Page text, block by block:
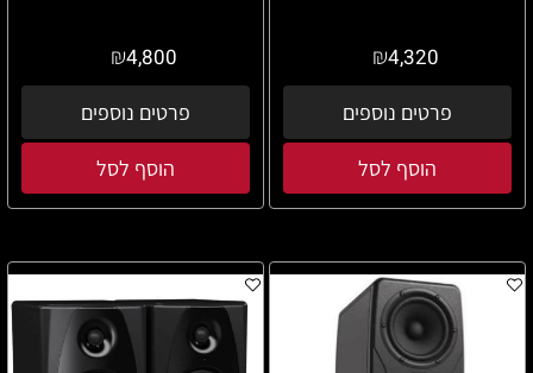
₪4,320
פרטים נוספים
הוסף לסל
₪4,800
פרטים נוספים
הוסף לסל